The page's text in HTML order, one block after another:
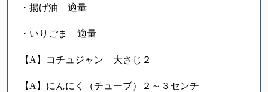
・揚げ油 適量
・いりごま 適量
【A】コチュジャン 大さじ２
【A】にんにく（チューブ）２～３センチ